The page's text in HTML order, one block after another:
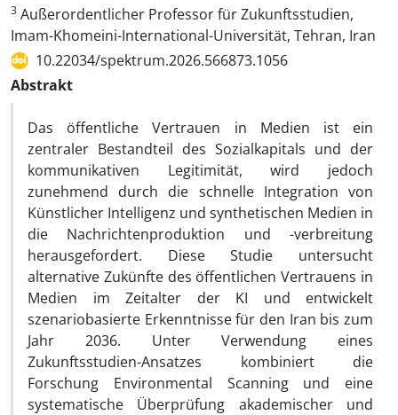
3 Außerordentlicher Professor für Zukunftsstudien,
Imam-Khomeini-International-Universität, Tehran, Iran
10.22034/spektrum.2026.566873.1056
Abstrakt
Das öffentliche Vertrauen in Medien ist ein
zentraler Bestandteil des Sozialkapitals und der
kommunikativen Legitimität, wird jedoch
zunehmend durch die schnelle Integration von
Künstlicher Intelligenz und synthetischen Medien in
die Nachrichtenproduktion und -verbreitung
herausgefordert. Diese Studie untersucht
alternative Zukünfte des öffentlichen Vertrauens in
Medien im Zeitalter der KI und entwickelt
szenariobasierte Erkenntnisse für den Iran bis zum
Jahr 2036. Unter Verwendung eines
Zukunftsstudien-Ansatzes kombiniert die
Forschung Environmental Scanning und eine
systematische Überprüfung akademischer und